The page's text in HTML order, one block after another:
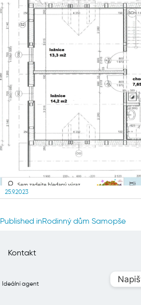
Posted
25.9.2023
Navigace
příspěvek
Published inRodinný dům Samopše
Kontakt
Ideální agent